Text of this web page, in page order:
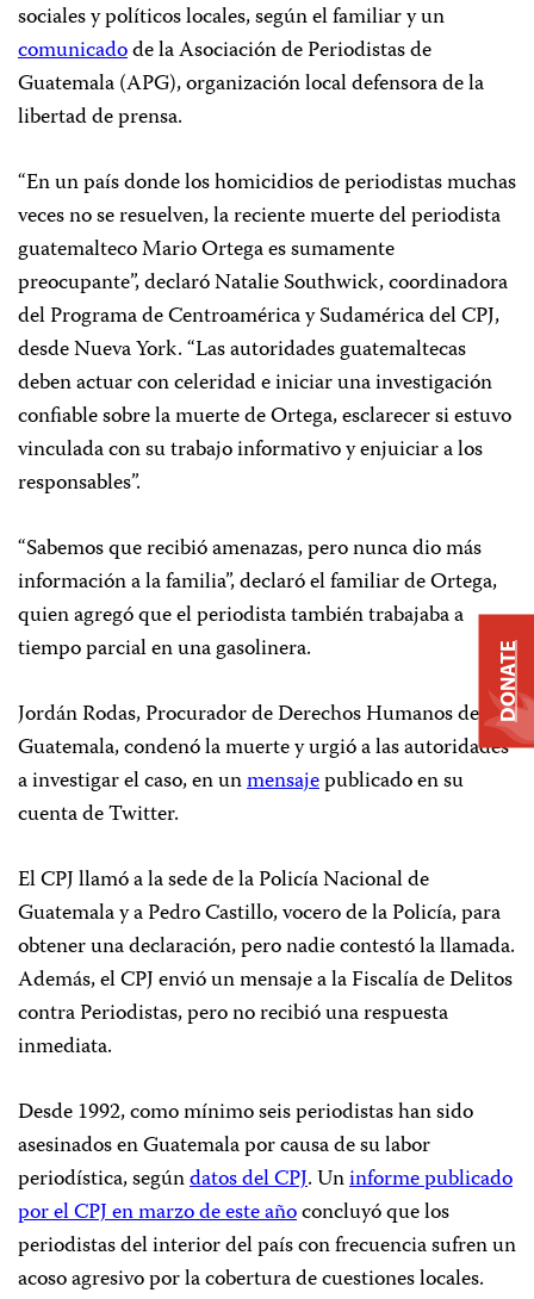
sociales y políticos locales, según el familiar y un
comunicadode la Asociación de Periodistas de
Guatemala (APG), organización local defensora de la
libertad de prensa.
“En un país donde los homicidios de periodistas muchas
veces no se resuelven, la reciente muerte del periodista
guatemalteco Mario Ortega es sumamente
preocupante”, declaró Natalie Southwick, coordinadora
del Programa de Centroamérica y Sudamérica del CPJ,
desde Nueva York. “Las autoridades guatemaltecas
deben actuar con celeridad e iniciar una investigación
confiable sobre la muerte de Ortega, esclarecer si estuvo
vinculada con su trabajo informativo y enjuiciar a los
responsables”.
“Sabemos que recibió amenazas, pero nunca dio más
información a la familia”, declaró el familiar de Ortega,
quien agregó que el periodista también trabajaba a
tiempo parcial en una gasolinera.
Jordán Rodas, Procurador de Derechos Humanos de
Guatemala, condenó la muerte y urgió a las autoridades
a investigar el caso, en unmensajepublicado en su
cuenta de Twitter.
El CPJ llamó a la sede de la Policía Nacional de
Guatemala y a Pedro Castillo, vocero de la Policía, para
obtener una declaración, pero nadie contestó la llamada.
Además, el CPJ envió un mensaje a la Fiscalía de Delitos
contra Periodistas, pero no recibió una respuesta
inmediata.
Desde 1992, como mínimo seis periodistas han sido
asesinados en Guatemala por causa de su labor
periodística, segúndatos del CPJ. Uninforme publicado
por el CPJ en marzo de este añoconcluyó que los
periodistas del interior del país con frecuencia sufren un
acoso agresivo por la cobertura de cuestiones locales.
DONATE